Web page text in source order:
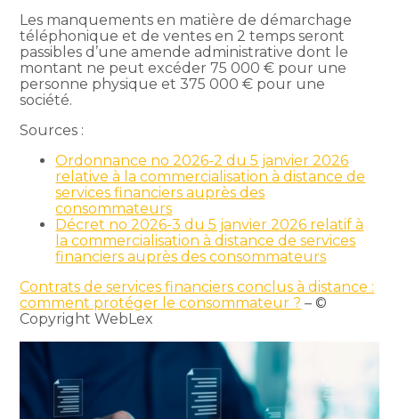
Les manquements en matière de démarchage
téléphonique et de ventes en 2 temps seront
passibles d’une amende administrative dont le
montant ne peut excéder 75 000 € pour une
personne physique et 375 000 € pour une
société.
Sources :
Ordonnance no 2026-2 du 5 janvier 2026
relative à la commercialisation à distance de
services financiers auprès des
consommateurs
Décret no 2026-3 du 5 janvier 2026 relatif à
la commercialisation à distance de services
financiers auprès des consommateurs
Contrats de services financiers conclus à distance :
comment protéger le consommateur ? – ©
Copyright WebLex